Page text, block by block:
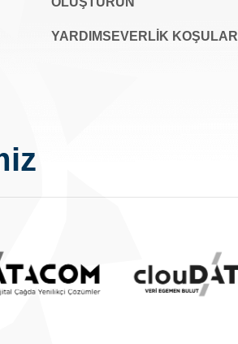
YARDIMSEVERLİK KOŞULARI